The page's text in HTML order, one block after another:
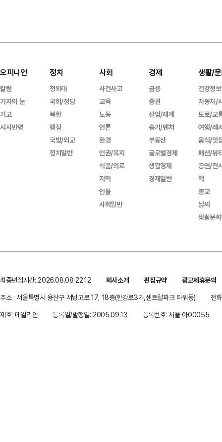
오피니언
칼럼
기자의 눈
기고
시사만평
정치
청와대
국회/정당
북한
행정
국방/외교
정치일반
사회
사건사고
교육
노동
언론
환경
인권/복지
식품/의료
지역
인물
사회일반
경제
금융
증권
산업/재계
중기/벤처
부동산
글로벌경제
생활경제
경제일반
생활/
건강정보
자동차/
도로/교
여행/레
음식/맛
패션/뷰
공연/전
책
종교
날씨
생활문
최종편집시간: 2026.08.08 22:12 회사소개 편집규약
광고제휴문의
주소 : 서울특별시 용산구 서빙고로 17, 18층(한강로3가,센트럴파크 타워동)
전
제호: 데일리안
등록일/발행일: 2005.09.13 등록번호: 서울 아00055